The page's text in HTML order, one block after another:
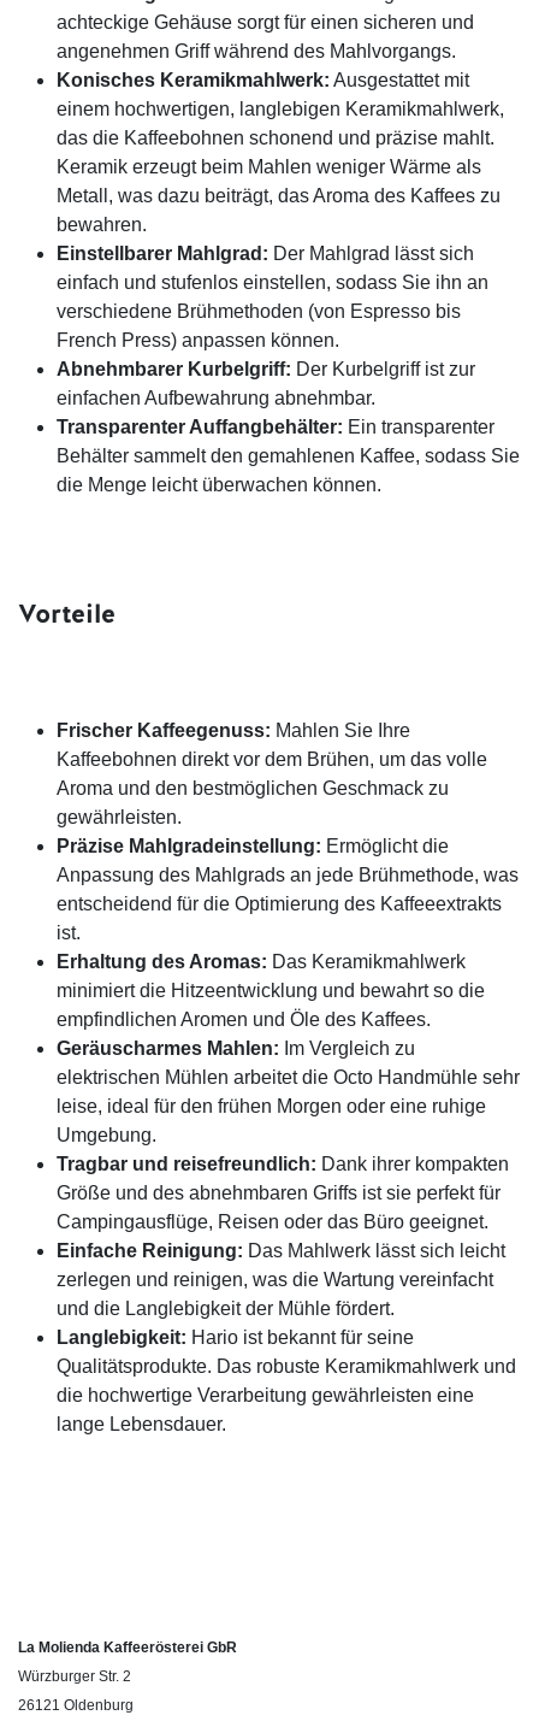
achteckige Gehäuse sorgt für einen sicheren und
angenehmen Griff während des Mahlvorgangs.
Konisches Keramikmahlwerk: Ausgestattet mit
einem hochwertigen, langlebigen Keramikmahlwerk,
das die Kaffeebohnen schonend und präzise mahlt.
Keramik erzeugt beim Mahlen weniger Wärme als
Metall, was dazu beiträgt, das Aroma des Kaffees zu
bewahren.
Einstellbarer Mahlgrad: Der Mahlgrad lässt sich
einfach und stufenlos einstellen, sodass Sie ihn an
verschiedene Brühmethoden (von Espresso bis
French Press) anpassen können.
Abnehmbarer Kurbelgriff: Der Kurbelgriff ist zur
einfachen Aufbewahrung abnehmbar.
Transparenter Auffangbehälter: Ein transparenter
Behälter sammelt den gemahlenen Kaffee, sodass Sie
die Menge leicht überwachen können.
Vorteile
Frischer Kaffeegenuss: Mahlen Sie Ihre
Kaffeebohnen direkt vor dem Brühen, um das volle
Aroma und den bestmöglichen Geschmack zu
gewährleisten.
Präzise Mahlgradeinstellung: Ermöglicht die
Anpassung des Mahlgrads an jede Brühmethode, was
entscheidend für die Optimierung des Kaffeeextrakts
ist.
Erhaltung des Aromas: Das Keramikmahlwerk
minimiert die Hitzeentwicklung und bewahrt so die
empfindlichen Aromen und Öle des Kaffees.
Geräuscharmes Mahlen: Im Vergleich zu
elektrischen Mühlen arbeitet die Octo Handmühle sehr
leise, ideal für den frühen Morgen oder eine ruhige
Umgebung.
Tragbar und reisefreundlich: Dank ihrer kompakten
Größe und des abnehmbaren Griffs ist sie perfekt für
Campingausflüge, Reisen oder das Büro geeignet.
Einfache Reinigung: Das Mahlwerk lässt sich leicht
zerlegen und reinigen, was die Wartung vereinfacht
und die Langlebigkeit der Mühle fördert.
Langlebigkeit: Hario ist bekannt für seine
Qualitätsprodukte. Das robuste Keramikmahlwerk und
die hochwertige Verarbeitung gewährleisten eine
lange Lebensdauer.
La Molienda Kaffeerösterei GbR
Würzburger Str. 2
26121 Oldenburg